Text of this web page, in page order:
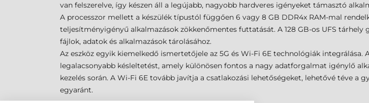
van felszerelve, így készen áll a legújabb, nagyobb hardveres igényeket támasztó
A processzor mellett a készülék típustól függően 6 vagy 8 GB DDR4x RAM-mal
teljesítményigényű alkalmazások zökkenőmentes futtatását. A 128 GB-os UFS
fájlok, adatok és alkalmazások tárolásához.
Az eszköz egyik kiemelkedő ismertetőjele az 5G és Wi-Fi 6E technológiák integrálása.
legalacsonyabb késleltetést, amely különösen fontos a nagy adatforgalmat igénylő
kezelés során. A Wi-Fi 6E tovább javítja a csatlakozási lehetőségeket, lehetővé téve
egyaránt.